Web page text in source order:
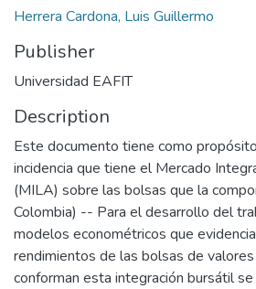
Herrera Cardona, Luis Guillermo
Publisher
Universidad EAFIT
Description
Este documento tiene como
incidencia que tiene el Mercado
(MILA) sobre las bolsas que la
Colombia) -- Para el desarrollo del
modelos econométricos que
rendimientos de las bolsas de
conforman esta integración bursátil